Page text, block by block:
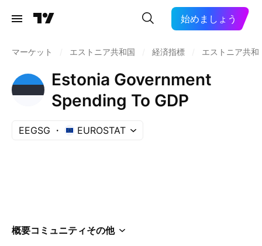
始めましょう
マーケット エストニア共和国 経済指標 エストニア共和
Estonia Government
Spending To GDP
EEGSG EUROSTAT
概要コミュニティその他